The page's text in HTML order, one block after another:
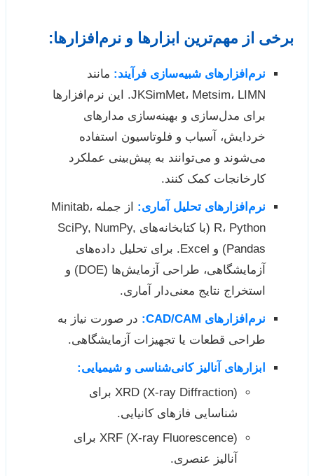
برخی از مهم‌ترین ابزارها و نرم‌افزارها:
نرم‌افزارهای شبیه‌سازی فرآیند: مانند
JKSimMet، Metsim، LIMN. این نرم‌افزارها
برای مدل‌سازی و بهینه‌سازی مدارهای
خردایش، آسیاب و فلوتاسیون استفاده
می‌شوند و می‌توانند به پیش‌بینی عملکرد
کارخانجات کمک کنند.
نرم‌افزارهای تحلیل آماری:
از جمله Minitab،
R، Python (با کتابخانه‌های SciPy, NumPy,
Pandas) و Excel. برای تحلیل داده‌های
آزمایشگاهی، طراحی آزمایش‌ها (DOE) و
استخراج نتایج معنی‌دار آماری.
نرم‌افزارهای CAD/CAM:
در صورت نیاز به
طراحی قطعات یا تجهیزات آزمایشگاهی.
ابزارهای آنالیز کانی‌شناسی و شیمیایی:
XRD (X-ray Diffraction) برای
شناسایی فازهای کانیایی.
XRF (X-ray Fluorescence) برای
آنالیز عنصری.